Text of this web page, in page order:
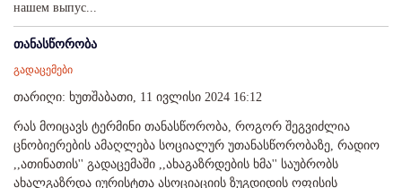
нашем выпус...
თანასწორობა
გადაცემები
თარიღი: ხუთშაბათი, 11 ივლისი 2024 16:12
რას მოიცავს ტერმინი თანასწორობა, როგორ შეგვიძლია
ცნობიერების ამაღლება სოციალურ უთანასწორობაზე, რადიო
,,ათინათის'' გადაცემაში ,,ახაგაზრდების ხმა'' საუბრობს
ახალგაზრდა იურისტთა ასოციაციის ზუგდიდის ოფისის